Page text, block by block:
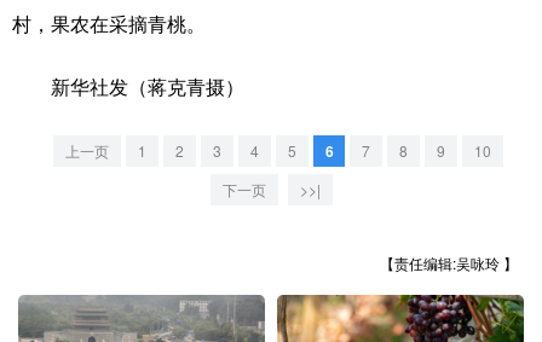
文化产业
北京 天津 河北 山西
村，果农在采摘青桃。
新华社发（蒋克青摄）
上一页 1 2 3 4 5 6 7 8 9
10
下一页
>>|
【责任编辑:吴咏玲 】